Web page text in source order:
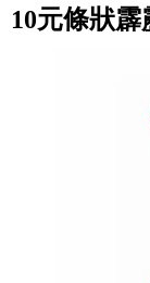
10元條狀霹